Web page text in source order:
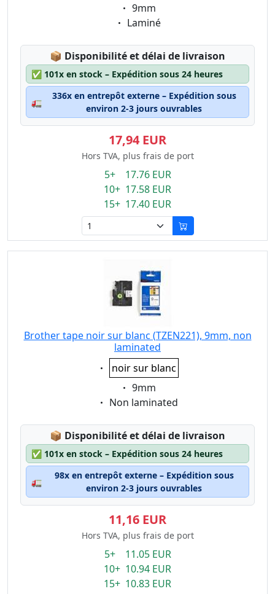
Eigenschaft:
9mm
Eigenschaft:
Laminé
📦 Lagerstatus:
Disponibilité et délai de livraison
✅ 101x en stock – Expédition sous 24 heures
🚛
336x en entrepôt externe – Expédition sous
environ 2-3 jours ouvrables
17,94 EUR
Hors TVA, plus frais de port
5+ 17.76 EUR
10+ 17.58 EUR
15+ 17.40 EUR
Brother tape noir sur blanc (TZEN221), 9mm, non
laminated
Eigenschaft:
noir sur blanc
Eigenschaft:
9mm
Eigenschaft:
Non laminated
📦 Lagerstatus:
Disponibilité et délai de livraison
✅ 101x en stock – Expédition sous 24 heures
🚛
98x en entrepôt externe – Expédition sous
environ 2-3 jours ouvrables
11,16 EUR
Hors TVA, plus frais de port
5+ 11.05 EUR
10+ 10.94 EUR
15+ 10.83 EUR